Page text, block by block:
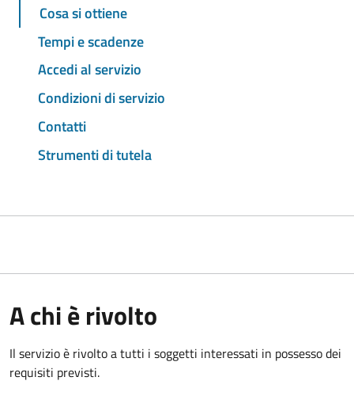
Cosa si ottiene
Tempi e scadenze
Accedi al servizio
Condizioni di servizio
Contatti
Strumenti di tutela
A chi è rivolto
Il servizio è rivolto a tutti i soggetti interessati in possesso dei
requisiti previsti.